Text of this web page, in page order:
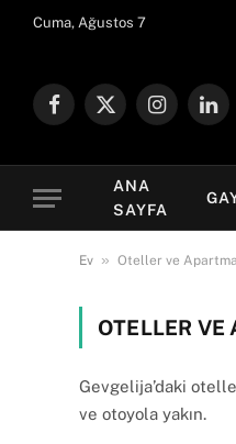
Cuma, Ağustos 7
Facebook
X
Instagram
ANA
SAYFA
Ev » Oteller ve
OTELLER VE
Gevgelija’daki
ve otoyola yakın.